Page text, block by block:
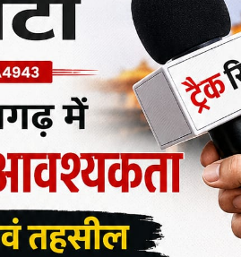
कार्य में तेजी लाएं तथा स्मृति
की मरम्मत करें, सभी उद्यानों
कराएं। आयुक्त श्री पाण्डेय ने
कार्य की गुणवत्ता पर कड़ी नजर
को दिए।
एवं घंटाघर के समीप स्थित स्मृति
फाउण्टेन, बोटिंग हेतु
तेजी लाने के निर्देश अधिकारियों को
लेते हुए कार्यो को प्रारंभ करने
के निर्देश भी अधिकारियों को
उद्यान में स्थापित फाउण्टेन